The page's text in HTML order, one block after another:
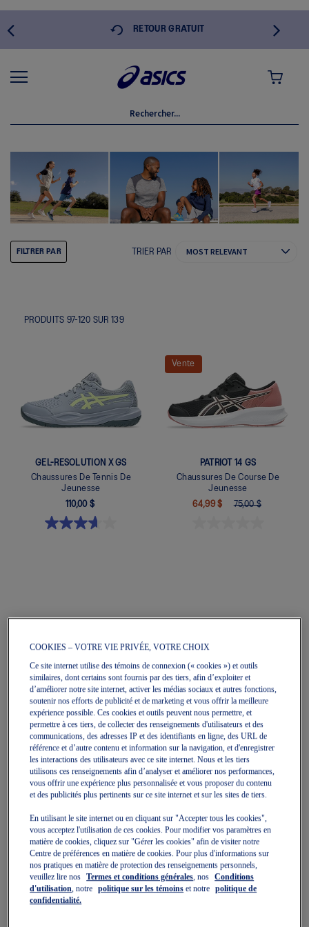
DE
RETOUR GRATUIT
MON
PRODUITS 97- 120 SUR 139
TRIER PAR
GEL-RESOLUTION X GS
Chaussures De Tennis De
Jeunesse
110,00 $
Quickview
Vente
PATRIOT 14 GS
Chaussures De Course De
Jeunesse
64,99 $
75,00 $
Quickview
Vente
PATRIOT 14 PS
Chaussures De Course Pour
Enfants
59,99 $
70,00 $
Vente
GT-1000 14 GS
Chaussures De Course De
Jeunesse
FILTRER PAR
COOKIES – VOTRE VIE PRIVÉE, VOTRE CHOIX
Ce site internet utilise des témoins de connexion (« cookies ») et outils
similaires, dont certains sont fournis par des tiers, afin d’exploiter et
d’améliorer notre site internet, activer les médias sociaux et autres fonctions,
soutenir nos efforts de publicité et de marketing et vous offrir la meilleure
expérience possible. Ces cookies et outils peuvent nous permettre, et
permettre à ces tiers, de collecter des renseignements d'utilisateurs et des
communications, des adresses IP et des identifiants en ligne, des URL de
référence et d’autre contenu et information sur la navigation, et d'enregistrer
les interactions des utilisateurs avec ce site internet. Nous et les tiers
utilisons ces renseignements afin d’analyser et améliorer nos performances,
vous offrir une expérience plus personnalisée et vous proposer du contenu
et des publicités plus pertinents sur ce site internet et sur les sites de tiers.
En utilisant le site internet ou en cliquant sur "Accepter tous les cookies",
vous acceptez l'utilisation de ces cookies. Pour modifier vos paramètres en
matière de cookies, cliquez sur "Gérer les cookies" afin de visiter notre
Centre de préférences en matière de cookies. Pour plus d'informations sur
nos pratiques en matière de protection des renseignements personnels,
veuillez lire nos
Termes et conditions générales, nos
Conditions
d'utilisation, notre politique sur les témoins et notre
politique de
confidentialité.